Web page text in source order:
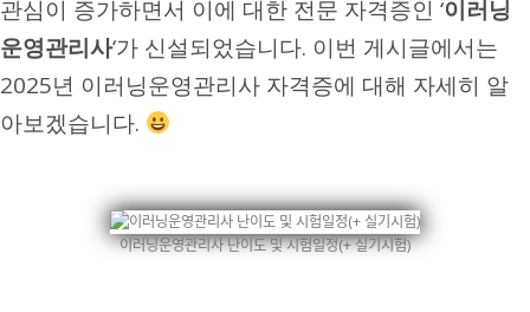
관심이 증가하면서 이에 대한 전문 자격증인 ‘이러닝
운영관리사‘가 신설되었습니다. 이번 게시글에서는
2025년 이러닝운영관리사 자격증에 대해 자세히 알
아보겠습니다.
이러닝운영관리사 난이도 및 시험일정(+ 실기시험)